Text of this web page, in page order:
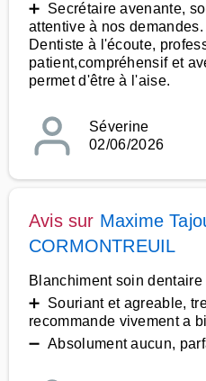
➕ Secrétaire avenante,
attentive à nos demandes.
Dentiste à l'écoute,
patient,compréhensif et
permet d'être à l'aise.
Séverine
02/06/2026
Avis sur Maxime
CORMONTREUIL
Blanchiment soin dentaire
➕ Souriant et agreable,
recommande vivement a
➖ Absolument aucun,